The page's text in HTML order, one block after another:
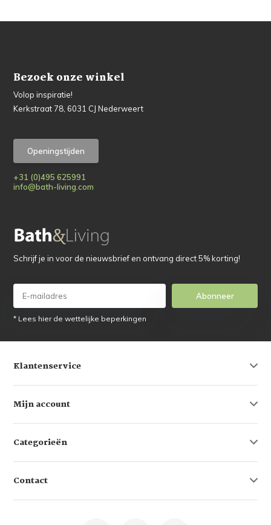
Bezoek onze winkel
Volop inspiratie!
Kerkstraat 78, 6031 CJ Nederweert
Openingstijden
+31 (0)495 625991
info@bath-living.com
Schrijf je in voor de nieuwsbrief en ontvang direct 5% korting!
Abonneer
* Lees hier de wettelijke beperkingen
Klantenservice
Mijn account
Categorieën
Contact